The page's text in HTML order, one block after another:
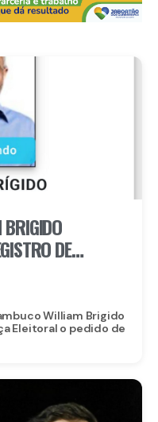
DE
PARA A ALEPE
William Brigido
Eleitoral o pedido de